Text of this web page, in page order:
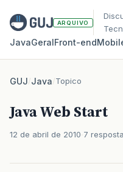
ARQUIVO
JavaGeralFront‑end
GUJ/Java/Topico
Java Web Start
12 de abril de 2010 7